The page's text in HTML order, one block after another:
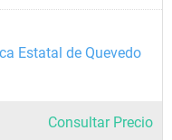
Estatal de Quevedo
Consultar Precio